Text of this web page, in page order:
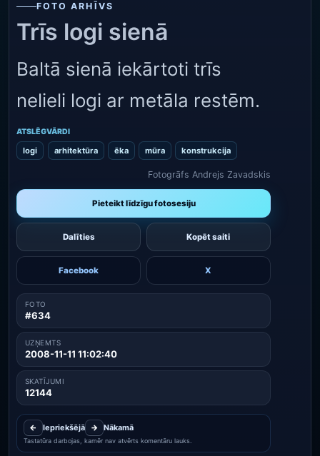
FOTO ARHĪVS
Trīs logi sienā
Baltā sienā iekārtoti trīs
nelieli logi ar metāla restēm.
ATSLĒGVĀRDI
logi arhitektūra ēka mūra konstrukcija
Fotogrāfs Andrejs Zavadskis
Pieteikt līdzīgu fotosesiju
Dalīties Kopēt saiti
Facebook X
FOTO
#634
UZŅEMTS
2008-11-11 11:02:40
SKATĪJUMI
12144
← Iepriekšējā → Nākamā
Tastatūra darbojas, kamēr nav atvērts komentāru lauks.